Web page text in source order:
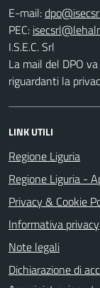
E-mail:
PEC:
I.S.E.C. Srl
La mail del DPO
riguardanti la
LINK UTILI
Regione Liguria
Regione Liguria -
Privacy & Cookie
Informativa privacy
Note legali
Dichiarazione di